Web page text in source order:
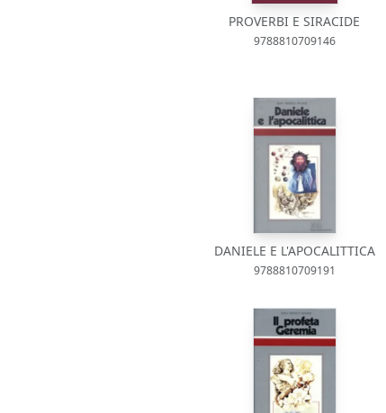
PROVERBI E SIRACIDE
9788810709146
DANIELE E L'APOCALITTICA
9788810709191